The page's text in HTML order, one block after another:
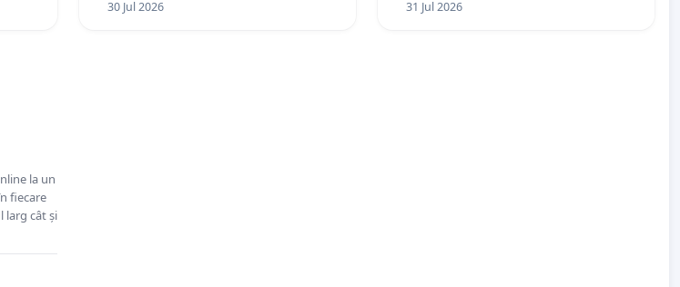
30 Jul 2026 31 Jul 2026
la un
fiecare
larg cât și